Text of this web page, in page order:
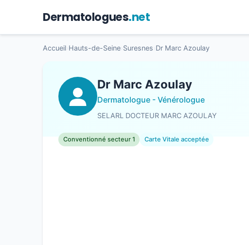
Dermatologues.net
Accueil Hauts-de-Seine Suresnes Dr Marc Azoulay
Dr Marc Azoulay
Dermatologue - Vénérologue
SELARL DOCTEUR MARC AZOULAY
Conventionné secteur 1 Carte Vitale acceptée